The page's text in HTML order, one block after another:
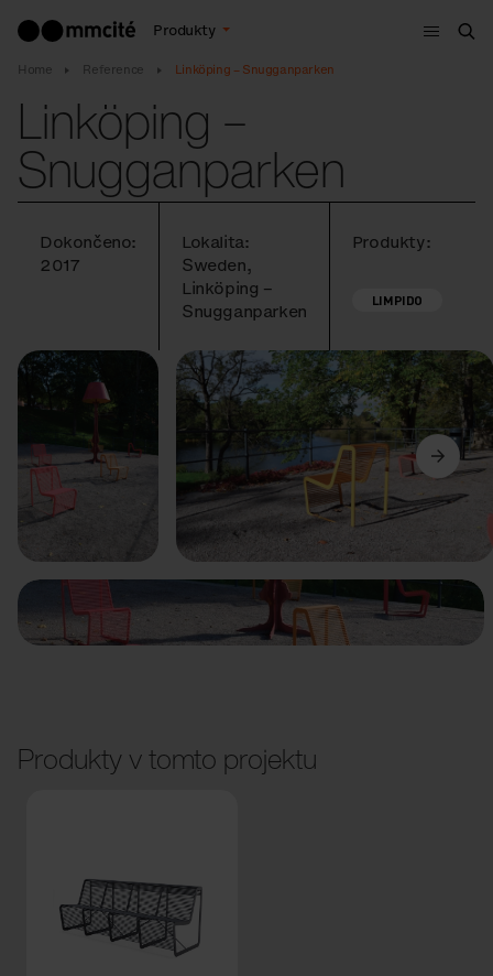
Produkty
Menu
Home Reference Linköping – Snugganparken
Linköping –
Snugganparken
Dokončeno:
2017
Lokalita:
Sweden,
Linköping –
Snugganparken
Produkty:
LIMPIDO
Předchozí Další
Produkty v tomto projektu